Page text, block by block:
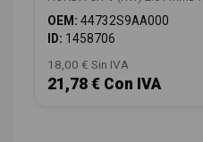
OEM: 44732S9AA000
ID: 1458706
18,00 € Sin IVA
21,78 € Con IVA